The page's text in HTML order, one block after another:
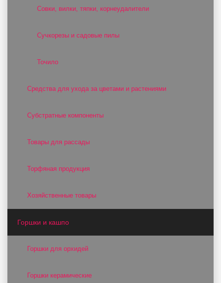
Совки, вилки, тяпки, корнеудалители
Сучкорезы и садовые пилы
Точило
Средства для ухода за цветами и растениями
Субстратные компоненты
Товары для рассады
Торфяная продукция
Хозяйственные товары
Горшки и кашпо
Горшки для орхидей
Горшки керамические